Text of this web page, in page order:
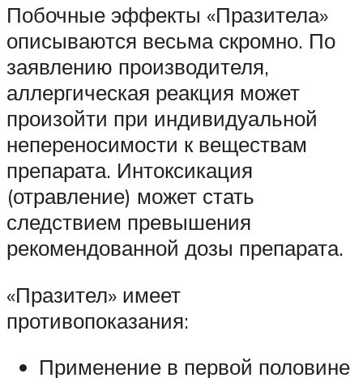
Побочные эффекты «Празитела»
описываются весьма скромно. По
заявлению производителя,
аллергическая реакция может
произойти при индивидуальной
непереносимости к веществам
препарата. Интоксикация
(отравление) может стать
следствием превышения
рекомендованной дозы препарата.
«Празител» имеет
противопоказания:
Применение в первой половине